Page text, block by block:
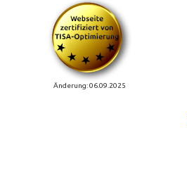
Änderung: 06.09.2025